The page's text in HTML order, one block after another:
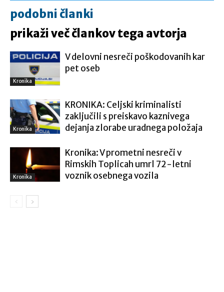
podobni članki
prikaži več člankov tega avtorja
Kronika
V delovni nesreči poškodovanih kar
pet oseb
Kronika
KRONIKA: Celjski kriminalisti
zaključili s preiskavo kaznivega
dejanja zlorabe uradnega položaja
Kronika
Kronika: V prometni nesreči v
Rimskih Toplicah umrl 72-letni
voznik osebnega vozila